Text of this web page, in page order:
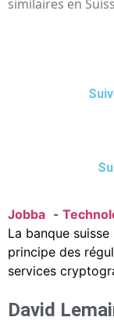
similaires en
Jobba
La banque
principe des
services
David